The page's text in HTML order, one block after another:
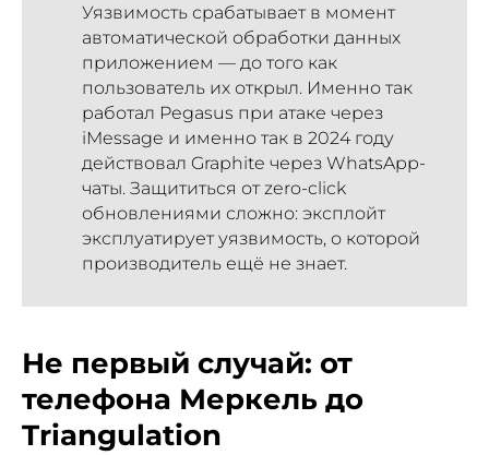
Уязвимость срабатывает в момент
автоматической обработки данных
приложением — до того как
пользователь их открыл. Именно так
работал Pegasus при атаке через
iMessage и именно так в 2024 году
действовал Graphite через WhatsApp-
чаты. Защититься от zero-click
обновлениями сложно: эксплойт
эксплуатирует уязвимость, о которой
производитель ещё не знает.
Не первый случай: от
телефона Меркель до
Triangulation